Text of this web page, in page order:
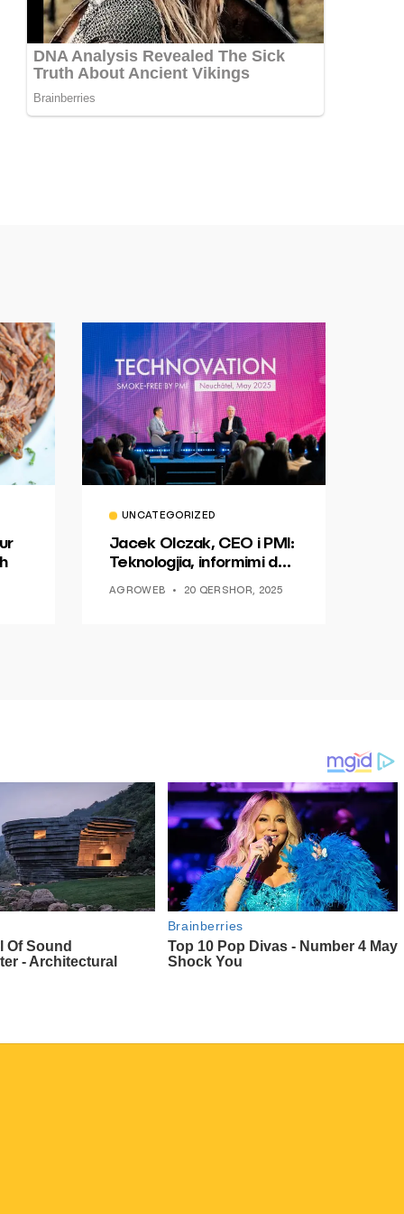
UNCATEGORIZED
Jacek Olczak, CEO i PMI:
Teknologjia, informimi dhe
AGROWEB 20 QERSHOR, 2025